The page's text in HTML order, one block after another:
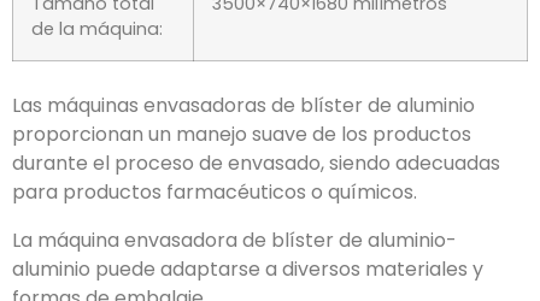
Tamaño total
de la máquina:
Las máquinas envasadoras de blíster de aluminio
proporcionan un manejo suave de los productos
durante el proceso de envasado,siendo adecuadas
La máquina envasadora de blíster de aluminio-